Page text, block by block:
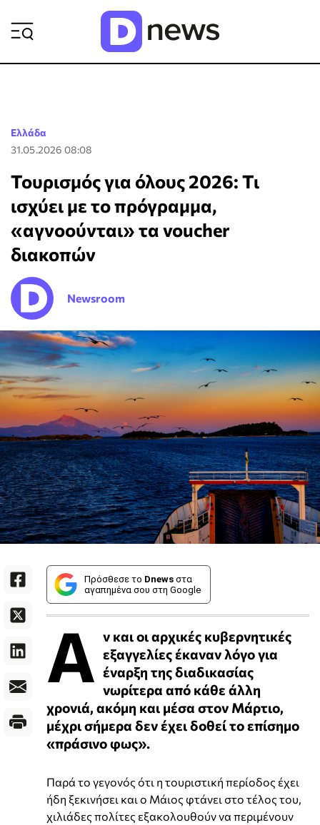
Ελλάδα
31.05.2026 08:08
Τουρισμός για όλους 2026: Τι
ισχύει με το πρόγραμμα,
«αγνοούνται» τα voucher
διακοπών
Newsroom
Πρόσθεσε το Dnews στα
αγαπημένα σου στη Google
Α ν και οι αρχικές κυβερνητικές
εξαγγελίες έκαναν λόγο για
έναρξη της διαδικασίας
νωρίτερα από κάθε άλλη
χρονιά, ακόμη και μέσα στον Μάρτιο,
μέχρι σήμερα δεν έχει δοθεί το επίσημο
«πράσινο φως».
Παρά το γεγονός ότι η τουριστική περίοδος έχει
ήδη ξεκινήσει και ο Μάιος φτάνει στο τέλος του,
χιλιάδες πολίτες εξακολουθούν να περιμένουν